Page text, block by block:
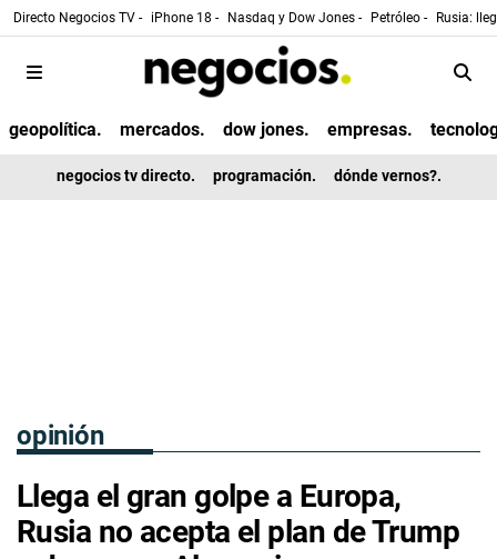
Directo Negocios TV - iPhone 18 - Nasdaq y Dow Jones - Petróleo - Rusia:
geopolítica. mercados. dow jones. empresas.
negocios tv directo. programación. dónde vernos?.
opinión
Llega el gran golpe a Europa,
Rusia no acepta el plan de Trump